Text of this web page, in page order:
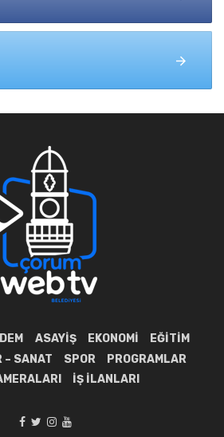
ASAYIŞ EKONOMI
EĞITIM
– SANAT SPOR
PROGRAMLAR
İŞ İLANLARI